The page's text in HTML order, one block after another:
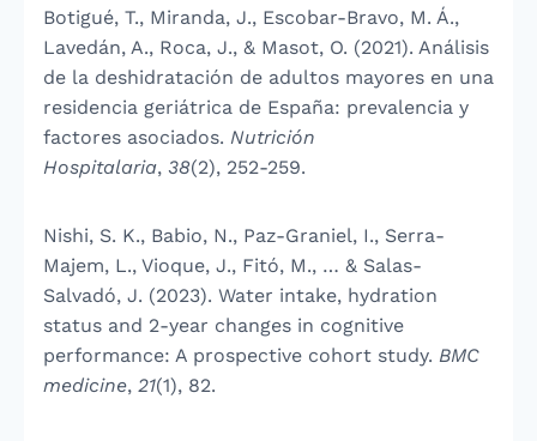
Botigué, T., Miranda, J., Escobar-Bravo, M. Á.,
Lavedán, A., Roca, J., & Masot, O. (2021). Análisis
de la deshidratación de adultos mayores en una
residencia geriátrica de España: prevalencia y
factores asociados. Nutrición
Hospitalaria, 38(2), 252-259.
Nishi, S. K., Babio, N., Paz-Graniel, I., Serra-
Majem, L., Vioque, J., Fitó, M., … & Salas-
Salvadó, J. (2023). Water intake, hydration
status and 2-year changes in cognitive
performance: A prospective cohort study. BMC
medicine, 21(1), 82.